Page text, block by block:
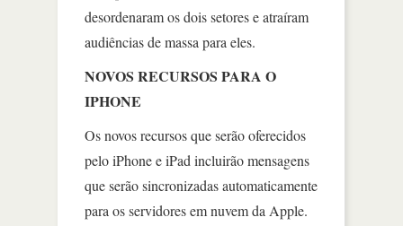
desordenaram os dois setores e atraíram
audiências de massa para eles.
NOVOS RECURSOS PARA O
IPHONE
Os novos recursos que serão oferecidos
pelo iPhone e iPad incluirão mensagens
que serão sincronizadas automaticamente
para os servidores em nuvem da Apple.